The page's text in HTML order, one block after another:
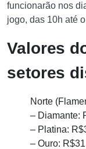
funcionarão nos
jogo, das 10h até
Valores
setores
Norte
– Diamante:
– Platina:
– Ouro: